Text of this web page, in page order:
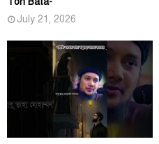
July 21, 2026